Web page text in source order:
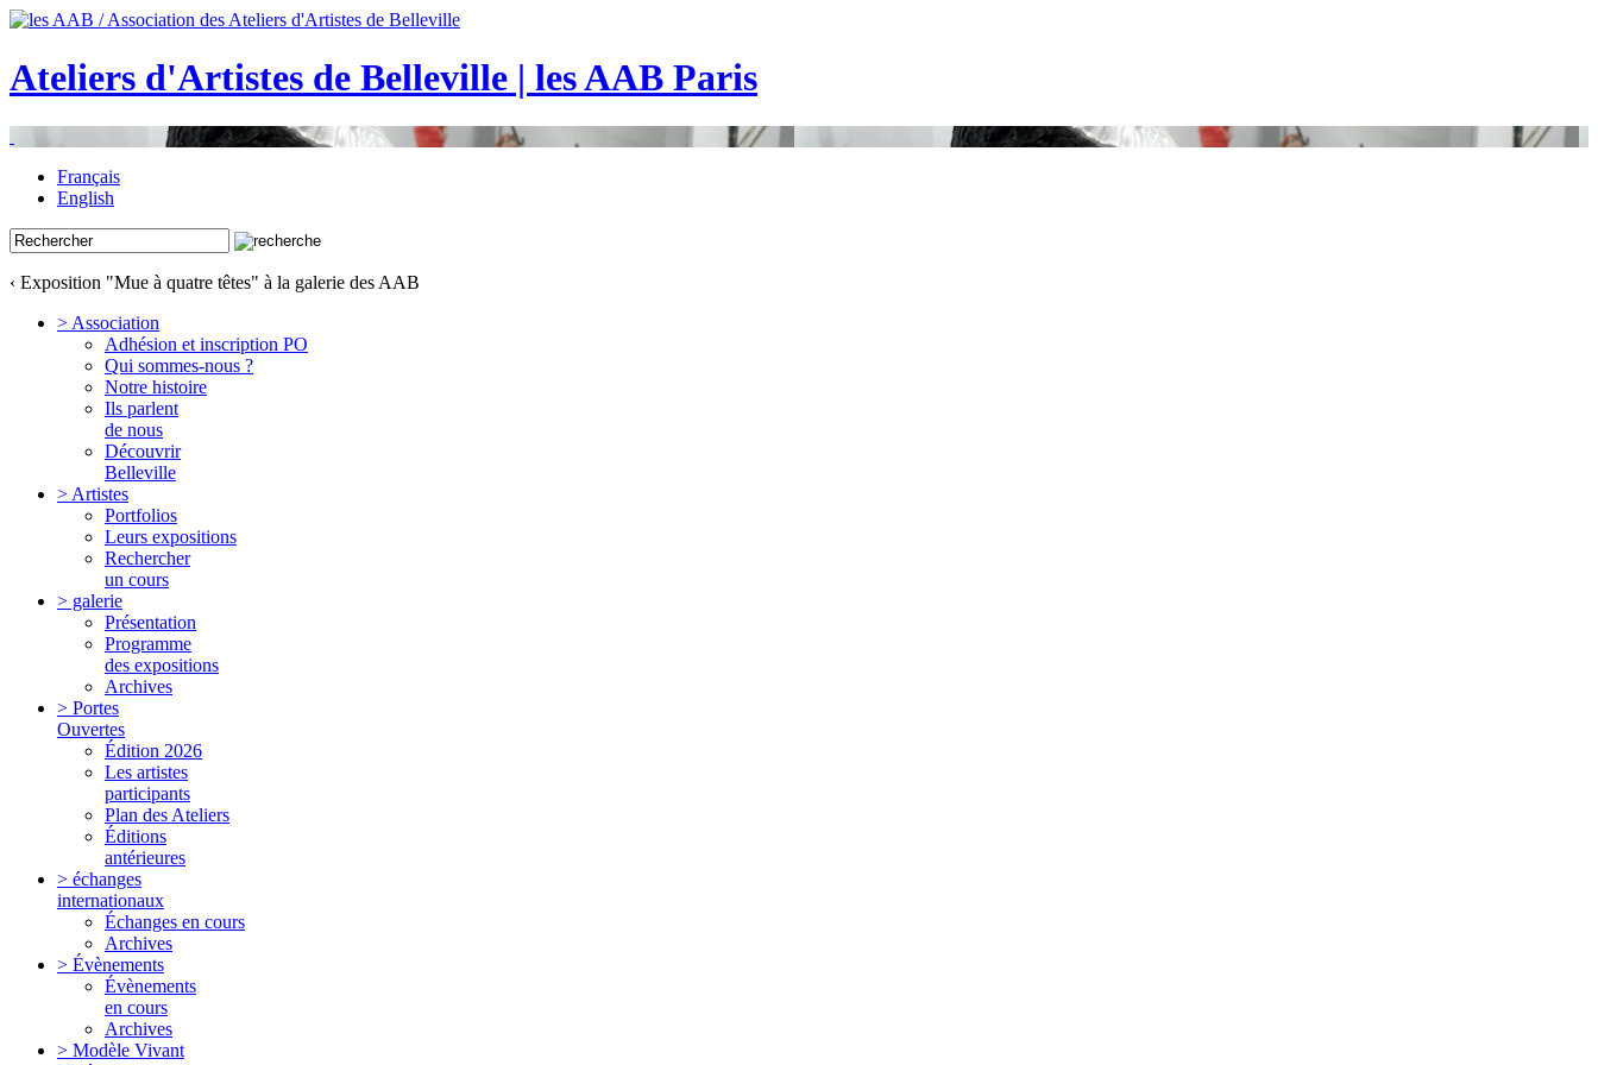
Ateliers d'Artistes de Belleville | les AAB Paris
Français
English
‹ Exposition "Mue à quatre têtes" à la galerie des AAB
> Association
Adhésion et inscription PO
Qui sommes-nous ?
Notre histoire
Ils parlent
de nous
Découvrir
Belleville
> Artistes
Portfolios
Leurs expositions
Rechercher
un cours
> galerie
Présentation
Programme
des expositions
Archives
> Portes
Ouvertes
Édition 2026
Les artistes
participants
Plan des Ateliers
Éditions
antérieures
> échanges
internationaux
Échanges en cours
Archives
> Évènements
Évènements
en cours
Archives
> Modèle Vivant